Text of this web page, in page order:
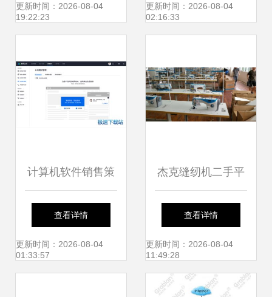
库的计算机软件销
更新时间：2026-08-04
19:22:23
更新时间：2026-08-04
02:16:33
计算机软件销售策
略与市场教程 从入
门到精通
查看详情
更新时间：2026-08-04
01:33:57
杰克缝纫机二手平
车与电脑平车市场
的数字化赋能 计算
机软件销售的新趋
查看详情
更新时间：2026-08-04
11:49:28